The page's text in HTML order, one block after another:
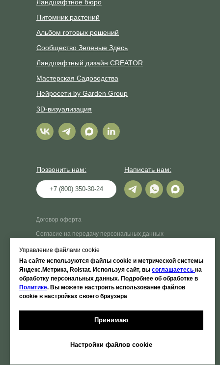
Управление файлами cookie
На сайте используются файлы cookie и метрической системы
Яндекс.Метрика, Roistat. Используя сайт, вы соглашаетесь на
обработку персональных данных. Подробнее об обработке в
Политике. Вы можете настроить использование файлов
cookie в настройках своего браузера
Принимаю
Настройки файлов cookie
ООО «Гарден Групп»
Ландшафтное бюро
Питомник растений
Альбом готовых решений
Договор оферта
Согласие на обработку персональных данных в
целях осуществления рассылки (продвижения услуг
на рынке)
Согласие на передачу персональных данных
Согласие на обработку персональных данных в
целях подготовки, заключения и исполнения
гражданско-правового договора
Политика конфиденциальности
Сообщество Зеленые Здесь
Ландшафтный дизайн CREATOR
Мастерская Садоводства
Нейросети by Garden Group
3D-визуализация
Написать нам:
Позвонить нам:
+7 (800) 350-30-24